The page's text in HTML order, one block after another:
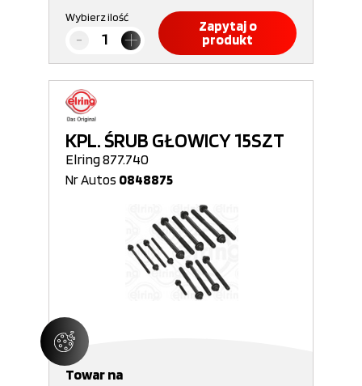
Wybierz ilość
Zapytaj o
produkt
KPL. ŚRUB GŁOWICY 15SZT
Elring 877.740
Nr Autos 0848875
Towar na